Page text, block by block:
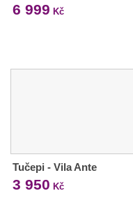
6 999 Kč
Tučepi - Vila Ante
3 950 Kč